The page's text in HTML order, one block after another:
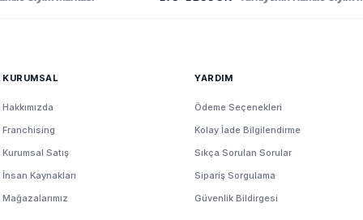
KURUMSAL
Hakkımızda
Franchising
Kurumsal Satış
İnsan Kaynakları
Mağazalarımız
YARDIM
Ödeme Seçenekleri
Kolay İade Bilgilendirme
Sıkça Sorulan Sorular
Sipariş Sorgulama
Güvenlik Bildirgesi